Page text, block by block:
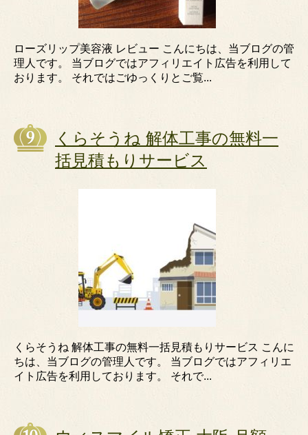
ローズリップ美容液 レビュー こんにちは、当ブログの管
理人です。 当ブログではアフィリエイト広告を利用して
おります。 それではごゆっくりとご覧...
くらそうね 解体工事の無料一
括見積もりサービス
くらそうね 解体工事の無料一括見積もりサービス こんに
ちは、当ブログの管理人です。 当ブログではアフィリエ
イト広告を利用しております。 それで...